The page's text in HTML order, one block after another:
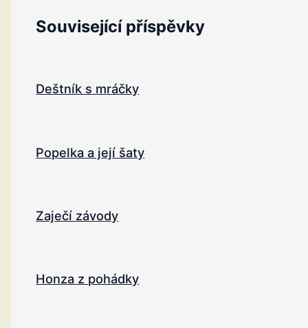
Související příspěvky
Deštník s mráčky
Popelka a její šaty
Zaječí závody
Honza z pohádky